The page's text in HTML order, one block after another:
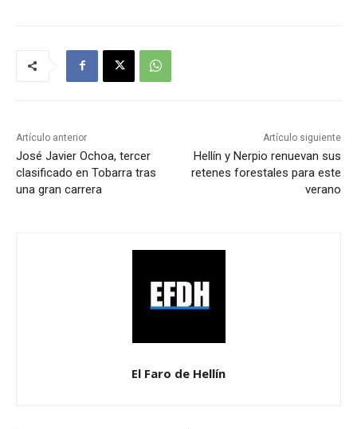
Artículo anterior
José Javier Ochoa, tercer
clasificado en Tobarra tras
una gran carrera
Artículo siguiente
Hellín y Nerpio renuevan sus
retenes forestales para este
verano
El Faro de Hellín